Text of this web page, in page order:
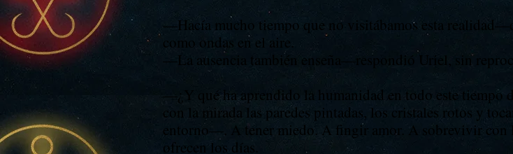
—Hacía mucho tiempo que no visitábamos esta
como ondas en el aire.
—La ausencia también enseña—respondió Uriel, sin
—¿Y qué ha aprendido la humanidad en todo este
con la mirada las paredes pintadas, los cristales rotos y
entorno—. A tener miedo. A fingir amor. A sobrevivir con
ofrecen los días.